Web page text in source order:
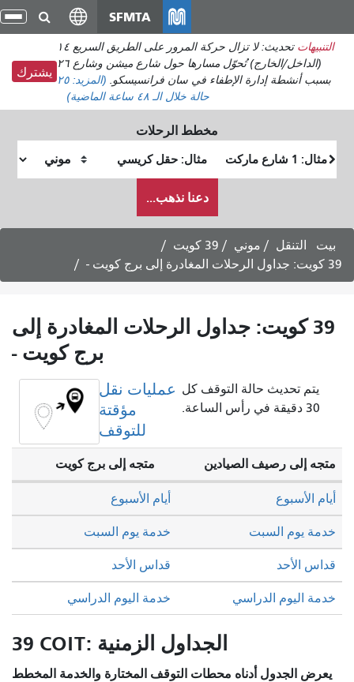
انتقل
إلى
المحتوى
الرئيسي
SFMTA
التنبيهات
تحديث: لا تزال حركة المرور على الطريق السريع ١٤
(الداخل/الخارج) تُحوّل مسارها حول شارع ميشن وشارع ٢٦
بسبب أنشطة إدارة الإطفاء في سان فرانسيسكو. (المزيد: ٢٥
حالة خلال الـ ٤٨ ساعة الماضية)
يشترك
مخطط الرحلات
البداية
النهاية
أرغب
في
السفر
دعنا نذهب...
بيت التنقل موني
39 كويت
39 كويت: جداول الرحلات المغادرة إلى برج كويت -
39 كويت: جداول الرحلات المغادرة إلى
برج كويت -
عمليات نقل
مؤقتة
للتوقف
يتم تحديث حالة التوقف كل
30 دقيقة في رأس الساعة.
متجه إلى رصيف الصيادين متجه إلى برج كويت
خدمة يوم السبت خدمة يوم السبت
قداس الأحد قداس الأحد
أيام الأسبوع أيام الأسبوع
خدمة اليوم الدراسي خدمة اليوم الدراسي
39 COIT: الجداول الزمنية
يعرض الجدول أدناه محطات التوقف المختارة والخدمة المخطط